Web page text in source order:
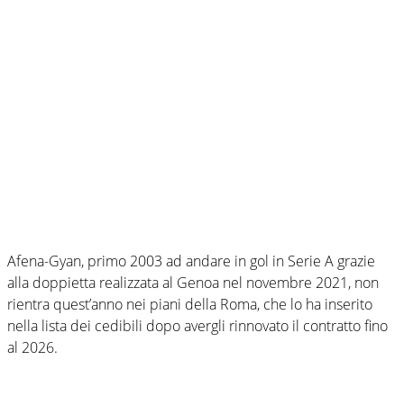
Afena-Gyan, primo 2003 ad andare in gol in Serie A grazie
alla doppietta realizzata al Genoa nel novembre 2021, non
rientra quest’anno nei piani della Roma, che lo ha inserito
nella lista dei cedibili dopo avergli rinnovato il contratto fino
al 2026.